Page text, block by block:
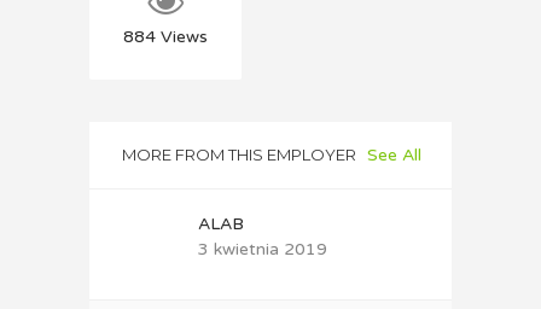
884 Views
MORE FROM THIS EMPLOYER See All
ALAB
3 kwietnia 2019